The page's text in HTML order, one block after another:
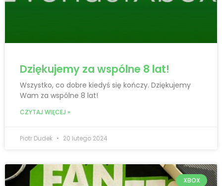
Dziękujemy za wspólne 8 lat!
Wszystko, co dobre kiedyś się kończy. Dziękujemy
Wam za wspólne 8 lat!
CZYTAJ WIĘCEJ »
Piotr Dudek 20 lutego 2024
XBOX